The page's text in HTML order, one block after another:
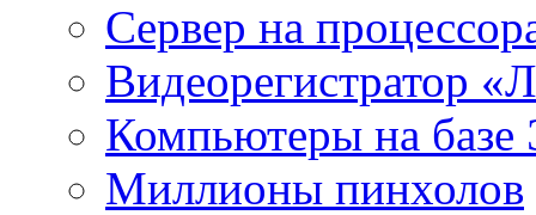
Сервер на
Видеорегистратор
Компьютеры на базе
Миллионы пинхолов